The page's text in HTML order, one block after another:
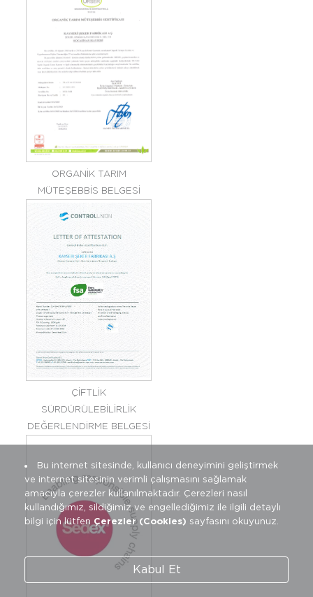
Bu internet sitesinde, kullanıcı deneyimini geliştirmek
ve internet sitesinin verimli çalışmasını sağlamak
amacıyla çerezler kullanılmaktadır. Çerezleri nasıl
kullandığımız, sildiğimiz ve engellediğimiz ile ilgili detaylı
bilgi için lütfen Çerezler (Cookies) sayfasını okuyunuz.
Kabul Et
ORGANİK TARIM
MÜTEŞEBBİS BELGESİ
ÇİFTLİK
SÜRDÜRÜLEBİLİRLİK
DEĞERLENDİRME BELGESİ